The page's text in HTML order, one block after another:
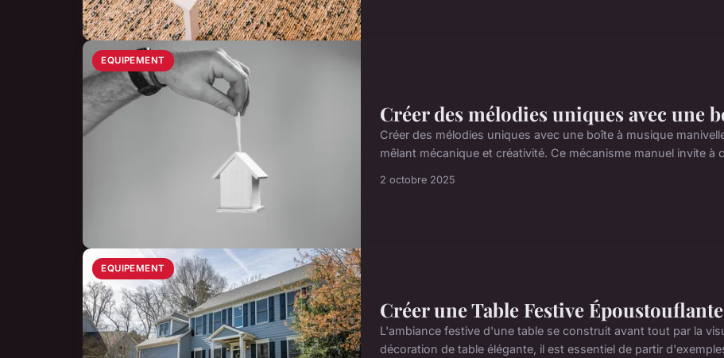
EQUIPEMENT
Créer des mélodies uniques avec une
Créer des mélodies uniques avec une boîte à musique
mêlant mécanique et créativité. Ce mécanisme manuel invite
2 octobre 2025
EQUIPEMENT
Créer une Table Festive
L'ambiance festive d'une table se construit avant tout par la
décoration de table élégante, il est essentiel de partir